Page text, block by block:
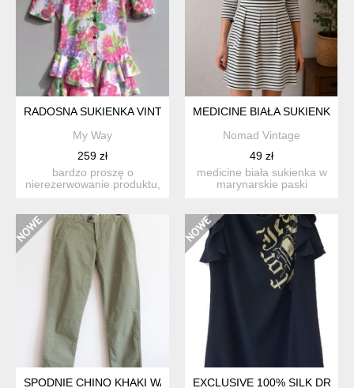
RADOSNA SUKIENKA VINTAGE
My Way
259 zł
bardzo proszę o
nierezerwowanie produktu,
MEDICINE BIAŁA SUKIENKA
Nomad Vintage
49 zł
medicine biała sukienka w
marynarskie paski
SPODNIE CHINO KHAKI WATSONEXCLUSIVE 100% SILK